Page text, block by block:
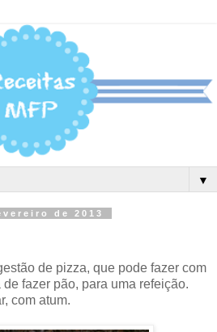
▼
de 2013
de pizza, que pode fazer com
fazer pão, para uma refeição.
com atum.